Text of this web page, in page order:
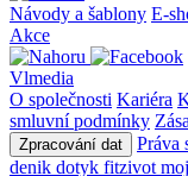
Návody a šablony E-
Akce
Vlmedia
O společnosti Kariéra
smluvní podmínky
Zpracování dat
Práva
denik dotyk fitzivot